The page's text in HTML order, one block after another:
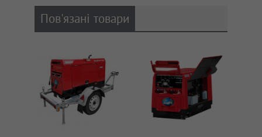
Пов'язані товари